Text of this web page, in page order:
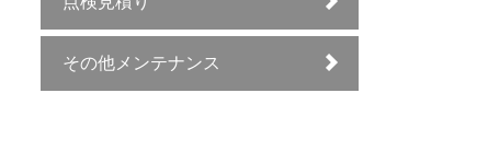
その他メンテナンス